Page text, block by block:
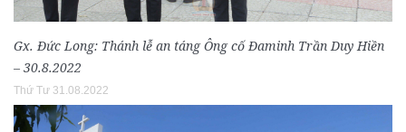
Gx. Đức Long: Thánh lễ an táng Ông cố Đaminh Trần Duy Hiền
– 30.8.2022
Thứ Tư 31.08.2022